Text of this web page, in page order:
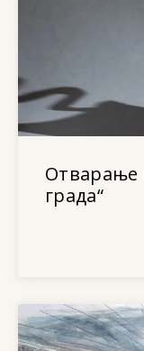
Отварање
града“